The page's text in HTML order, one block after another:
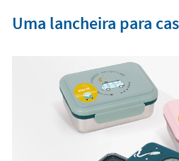
Uma lancheira para